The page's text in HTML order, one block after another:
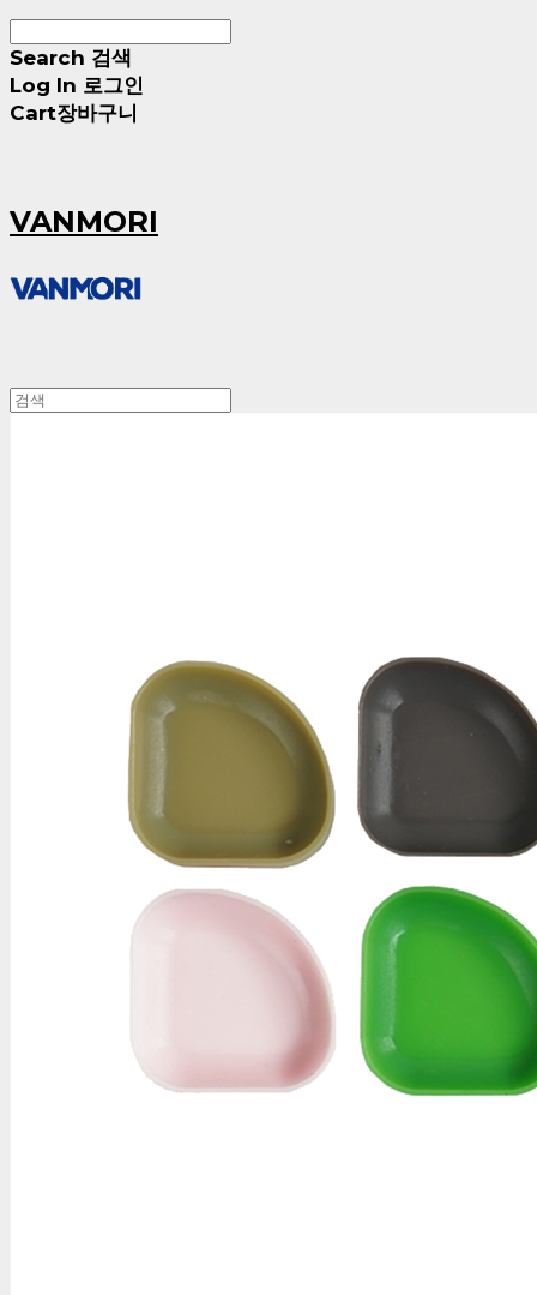
Search 검색
Log In 로그인
Cart장바구니
VANMORI